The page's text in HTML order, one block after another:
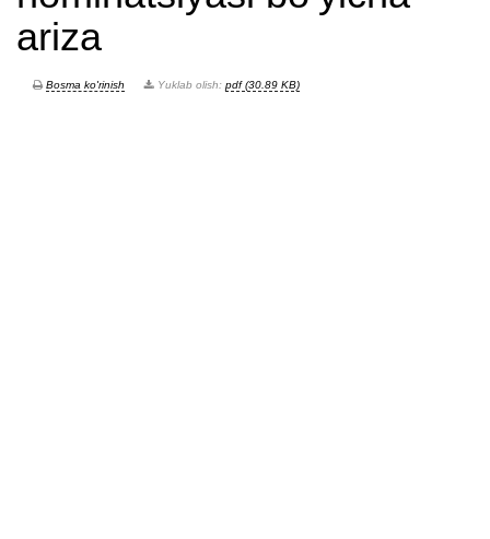
ariza
Bosma ko'rinish Yuklab olish: pdf (30.89 KB)